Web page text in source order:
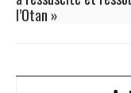
l’Otan »